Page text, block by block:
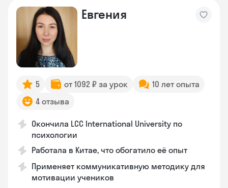
Евгения
5 от 1092 ₽ за урок
10 лет опыта
4 отзыва
Окончила LCC International University по
психологии
Работала в Китае, что обогатило её опыт
Применяет коммуникативную методику для
мотивации учеников